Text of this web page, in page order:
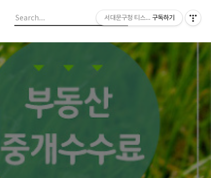
서대문구청 티스토리 블로그
구독하기